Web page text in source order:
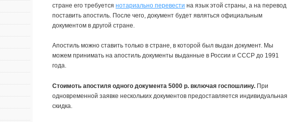
стране его требуетсянотариально перевести на язык этой страны, а на перевод
поставить апостиль. После чего, документ будет являться официальным
документом в другой стране.
Апостиль можно ставить только в стране, в которой был выдан документ. Мы
можем принимать на апостиль документы выданные в России и СССР до 1991
года.
Стоимоть апостиля одного документа 5000 р. включая госпошлину. При
одновременной заявке нескольких документов предоставляется индивидуальная
скидка.